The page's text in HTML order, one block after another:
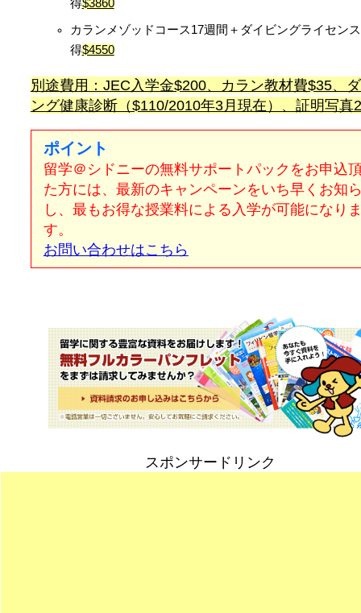
得$3860
カランメゾッドコース17週間＋ダイビングライセン
得$4550
別途費用：JEC入学金$200、カラン教材費$35、
ング健康診断（$110/2010年3月現在）、証明写真
ポイント
留学＠シドニーの無料サポートパックをお申込
た方には、最新のキャンペーンをいち早くお知
し、最もお得な授業料による入学が可能になり
す。
お問い合わせはこちら
スポンサードリンク